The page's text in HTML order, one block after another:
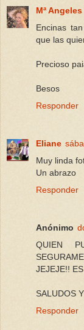
Mª Angeles
Encinas
que las
Precioso
Besos
Responder
Eliane
Muy linda
Un abrazo
Responder
Anónimo
QUIEN
JEJEJE!!
SALUDOS
Responder